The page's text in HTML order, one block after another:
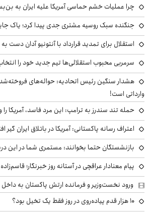
چرا عملیات خشم حماسی آمریکا علیه ایران به
جنگنده سبک روسیه مشتری جدی پیدا کرد؛ یاک
استقلال برای تمدید قرارداد با آنتونیو آدان دست
سرمربی محبوب استقلالی‌ها تیم جدید خود را
هشدار سنگین رئیس اتحادیه: حواله‌های
وارداتی است!
حمله تند سندرز به ترامپ: این مرد فاسد، آمریکا را
اعتراف رسانه پاکستانی: آمریکا در باتلاق ایران گیر
بازنشستگان حتما بخوانند: مستمری شما در
پیام معنادار عراقچی در آستانه روز خبرنگار؛
ورود نخست‌وزیر و فرمانده ارتش پاکستان به
۱۰ هزار قدم پیاده‌روی در روز فقط یک تخیل بود؟